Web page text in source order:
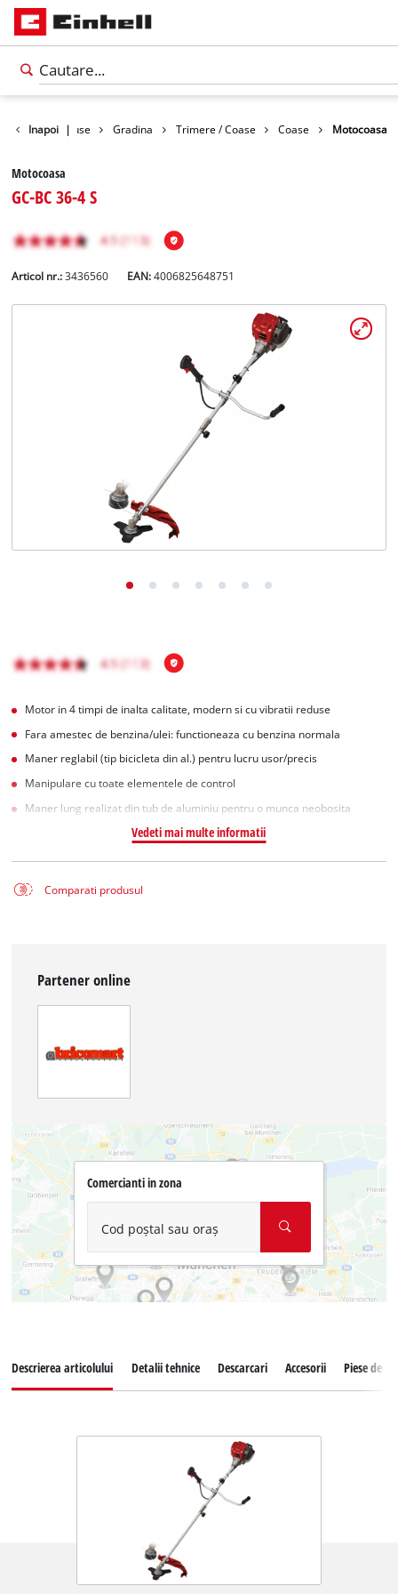
Inapoi |
Produse Gradina Trimere / Coase Coase Motocoasa
Motocoasa
GC-BC 36-4 S
Articol nr.: 3436560 EAN:4006825648751
Motor in 4 timpi de inalta calitate, modern si cu vibratii reduse
Fara amestec de benzina/ulei: functioneaza cu benzina normala
Maner reglabil (tip bicicleta din al.) pentru lucru usor/precis
Manipulare cu toate elementele de control
Maner lung realizat din tub de aluminiu pentru o munca neobosita
Vedeti mai multe informatii
Comparati produsul
Partener online
Comercianti in zona
Cod poștal sau oraș
Descrierea articolului Detalii tehnice Descarcari Accesorii Piese de